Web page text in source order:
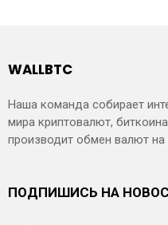
WALLBTC
Наша команда собирает
мира криптовалют,
производит обмен валют на
ПОДПИШИСЬ НА